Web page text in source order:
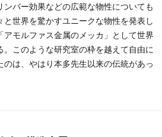
バー効果などの広範な物性についても
と世界を驚かすユニークな物性を発表し
アモルファス金属のメッカ」として世界
。このような研究室の枠を越えて自由に
は、やはり本多先生以来の伝統があっ